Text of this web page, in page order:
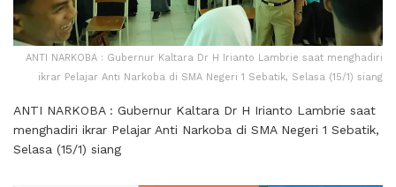
ANTI NARKOBA : Gubernur Kaltara Dr H Irianto Lambrie saat menghadiri
ikrar Pelajar Anti Narkoba di SMA Negeri 1 Sebatik, Selasa (15/1) siang
ANTI NARKOBA : Gubernur Kaltara Dr H Irianto Lambrie saat
menghadiri ikrar Pelajar Anti Narkoba di SMA Negeri 1 Sebatik,
Selasa (15/1) siang